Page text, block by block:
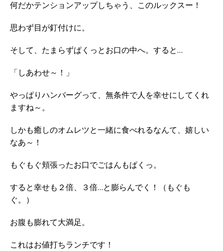
何だかテンションアップしちゃう、このルックスー！
思わず目が釘付けに。
そして、たまらずぱくっとお口の中へ。すると…
「しあわせ～！」
やっぱりハンバーグって、無条件で人を幸せにしてくれ
ますね～。
しかも癒しのオムレツと一緒に食べれるなんて、嬉しい
なあ～！
もぐもぐ頬張ったお口でごはんもぱくっ。
すると幸せも２倍、３倍…と膨らんでく！（もぐも
ぐ。）
お腹も膨れて大満足。
これはお値打ちランチです！